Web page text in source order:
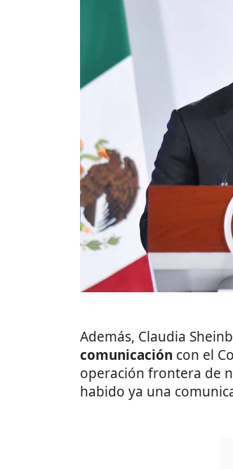
Además, Claudia
comunicación con el
operación frontera de
habido ya una